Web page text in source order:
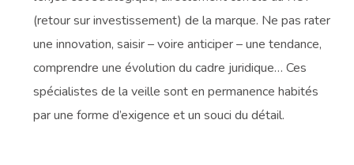
(retour sur investissement) de la marque. Ne pas rater
une innovation, saisir – voire anticiper – une tendance,
comprendre une évolution du cadre juridique… Ces
spécialistes de la veille sont en permanence habités
par une forme d’exigence et un souci du détail.